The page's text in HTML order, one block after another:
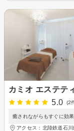
カミオ エステテ
5.0
(2
癒されながらもすぐに効
アクセス：北陸鉄道石